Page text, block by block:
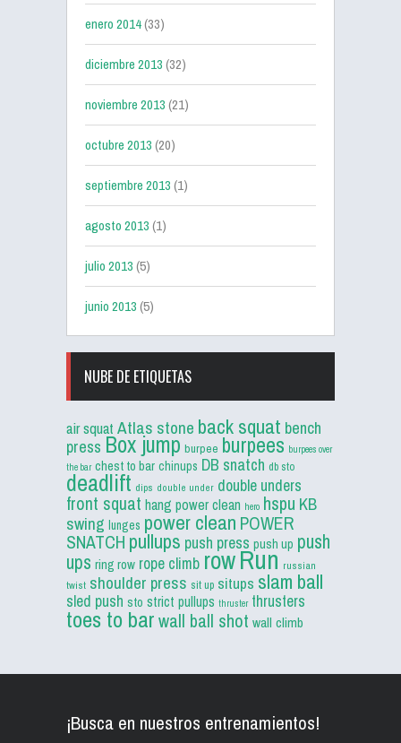
enero 2014(33)
diciembre 2013(32)
noviembre 2013(21)
octubre 2013(20)
septiembre 2013(1)
agosto 2013(1)
julio 2013(5)
junio 2013(5)
NUBE DE ETIQUETAS
air squat Atlas stone back squat bench
press Box jump burpee burpees burpees over
the bar chest to bar chinups DB snatch db sto
deadlift dips double under double unders
front squat hang power clean hero hspu KB
swing lunges power clean POWER
SNATCH pullups push press push up push
ups ring row rope climb rowRun russian
twist shoulder press sit up situps slam ball
sled push sto strict pullups thruster thrusters
toes to barwall ball shot wall climb
¡Busca en nuestros entrenamientos!